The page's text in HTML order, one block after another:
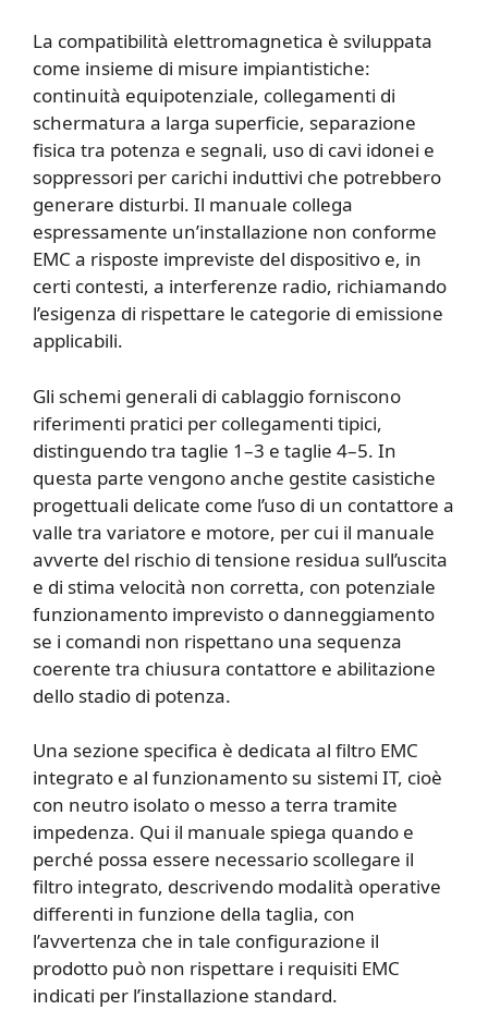
La compatibilità elettromagnetica è sviluppata
come insieme di misure impiantistiche:
continuità equipotenziale, collegamenti di
schermatura a larga superficie, separazione
fisica tra potenza e segnali, uso di cavi idonei e
soppressori per carichi induttivi che potrebbero
generare disturbi. Il manuale collega
espressamente un’installazione non conforme
EMC a risposte impreviste del dispositivo e, in
certi contesti, a interferenze radio, richiamando
l’esigenza di rispettare le categorie di emissione
applicabili.
Gli schemi generali di cablaggio forniscono
riferimenti pratici per collegamenti tipici,
distinguendo tra taglie 1–3 e taglie 4–5. In
questa parte vengono anche gestite casistiche
progettuali delicate come l’uso di un contattore a
valle tra variatore e motore, per cui il manuale
avverte del rischio di tensione residua sull’uscita
e di stima velocità non corretta, con potenziale
funzionamento imprevisto o danneggiamento
se i comandi non rispettano una sequenza
coerente tra chiusura contattore e abilitazione
dello stadio di potenza.
Una sezione specifica è dedicata al filtro EMC
integrato e al funzionamento su sistemi IT, cioè
con neutro isolato o messo a terra tramite
impedenza. Qui il manuale spiega quando e
perché possa essere necessario scollegare il
filtro integrato, descrivendo modalità operative
differenti in funzione della taglia, con
l’avvertenza che in tale configurazione il
prodotto può non rispettare i requisiti EMC
indicati per l’installazione standard.